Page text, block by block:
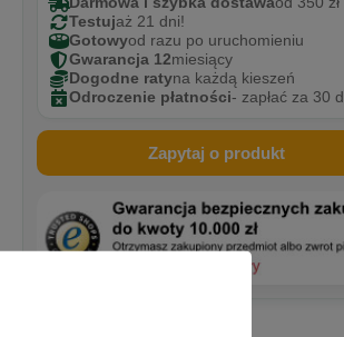
Testujaż 21 dni!
Gotowyod razu po uruchomieniu
Gwarancja 12miesiący
Dogodne ratyna każdą kieszeń
Odroczenie płatności- zapłać za 30
Zapytaj o produkt
×